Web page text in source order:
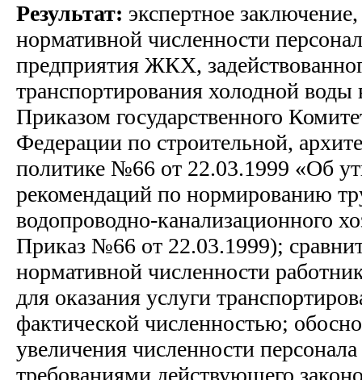
Результат: экспертное
нормативной численности
предприятия ЖКХ,
транспортирования холодной воды
Приказом государственного
Федерации по строительной,
политике №66 от 22.03.1999 «Об
рекомендаций по нормированию
водопроводно-канализационного
Приказ №66 от 22.03.1999);
нормативной численности
для оказания услуги
фактической численностью;
увеличения численности персонала